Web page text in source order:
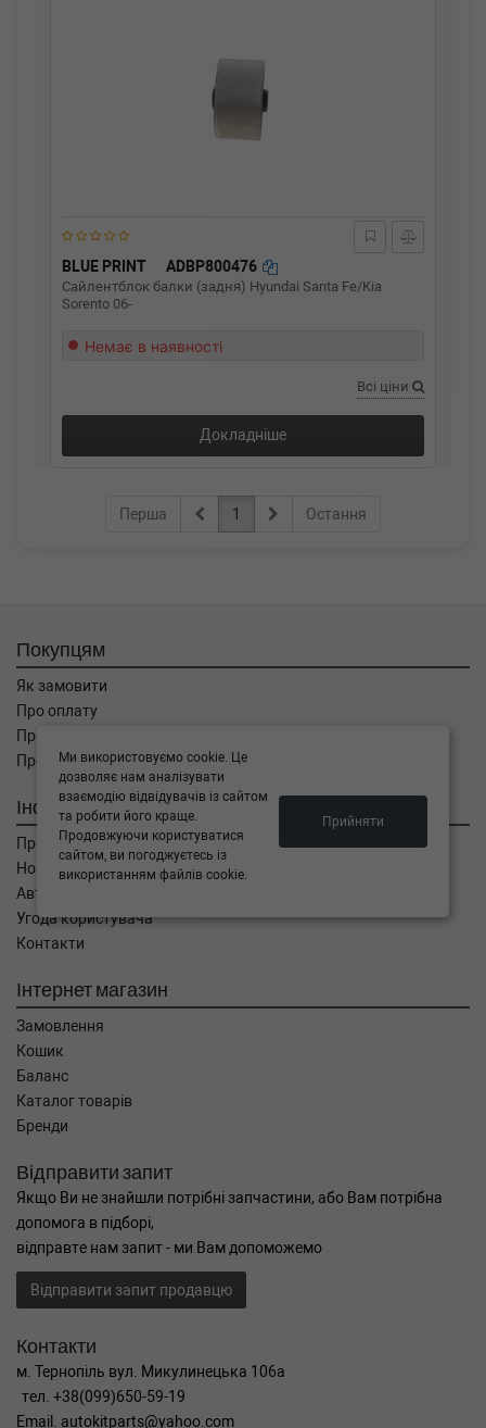
BLUE PRINT ADBP800476
Сайлентблок балки (задня) Hyundai Santa Fe/Kia
Sorento 06-
Немає в наявності
Всі ціни
Докладніше
Перша 1 Остання
Покупцям
Як замовити
Про оплату
Про доставку
Про повернення
Інформація
Про компанію
Новини
Автоблог
Угода користувача
Контакти
Інтернет магазин
Замовлення
Кошик
Баланс
Каталог товарів
Бренди
Відправити запит
Якщо Ви не знайшли потрібні запчастини, або Вам потрібна
допомога в підборі,
відправте нам запит - ми Вам допоможемо
Відправити запит продавцю
Контакти
м. Тернопіль вул. Микулинецька 106а
тел. +38(099)650-59-19
Email. autokitparts@yahoo.com
Ми використовуємо cookie. Це
дозволяє нам аналізувати
взаємодію відвідувачів із сайтом
та робити його краще.
Продовжуючи користуватися
сайтом, ви погоджуєтесь із
використанням файлів cookie.
Прийняти